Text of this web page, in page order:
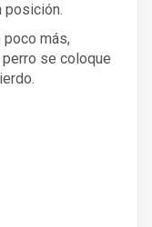
posición.
poco más,
se coloque